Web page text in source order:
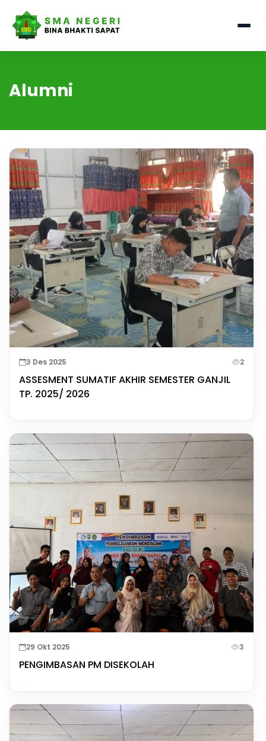
Alumni
3 Des 2025 2
ASSESMENT SUMATIF AKHIR SEMESTER GANJIL
TP. 2025/ 2026
29 Okt 2025 3
PENGIMBASAN PM DISEKOLAH